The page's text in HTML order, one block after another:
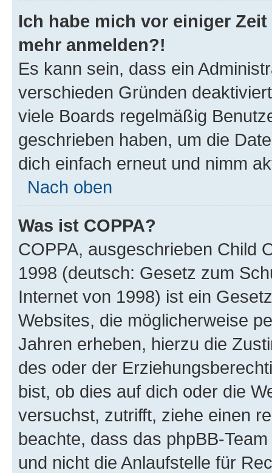
Ich habe mich vor einiger
mehr anmelden?!
Es kann sein, dass ein
verschieden Gründen
viele Boards regelmäßig
geschrieben haben, um die
dich einfach erneut und nimm
Nach oben
Was ist COPPA?
COPPA, ausgeschrieben Child
1998 (deutsch: Gesetz zum
Internet von 1998) ist ein
Websites, die möglicherweise
Jahren erheben, hierzu die
des oder der
bist, ob dies auf dich oder die
versuchst, zutrifft, ziehe einen
beachte, dass das phpBB-
und nicht die Anlaufstelle für